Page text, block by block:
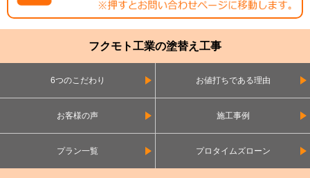
フクモト工業の塗替え工事
6つのこだわり お値打ちである理由
お客様の声 施工事例
プラン一覧 プロタイムズローン